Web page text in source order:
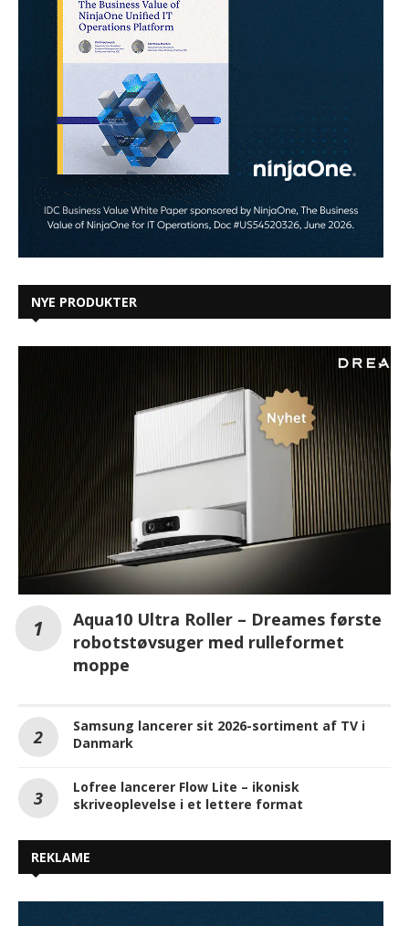
NYE PRODUKTER
Aqua10 Ultra Roller – Dreames første
robotstøvsuger med rulleformet
moppe
Samsung lancerer sit 2026-sortiment af TV i
Danmark
Lofree lancerer Flow Lite – ikonisk
skriveoplevelse i et lettere format
REKLAME